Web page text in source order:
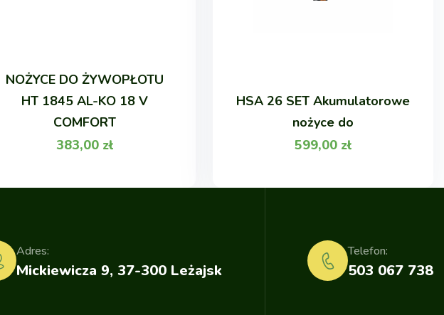
NOŻYCE DO ŻYWOPŁOTU
HT 1845 AL-KO 18 V
COMFORT
383,00 zł
HSA 26 SET Akumulatorowe
nożyce do
599,00 zł
Mickiewicza 9, 37-300 Leżajsk
Adres:
503 067 738
Telefon: